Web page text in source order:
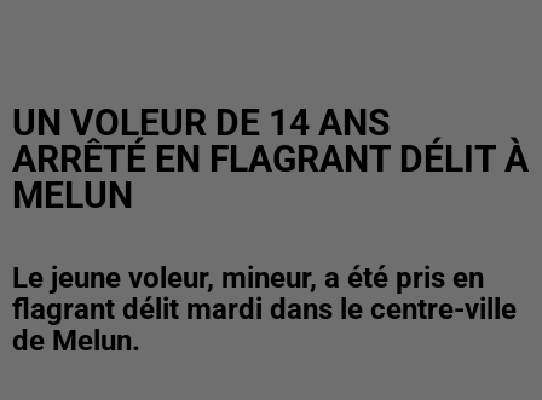
UN VOLEUR DE 14 ANS
ARRÊTÉ EN FLAGRANT DÉLIT À
MELUN
Le jeune voleur, mineur, a été pris en
flagrant délit mardi dans le centre-ville
de Melun.